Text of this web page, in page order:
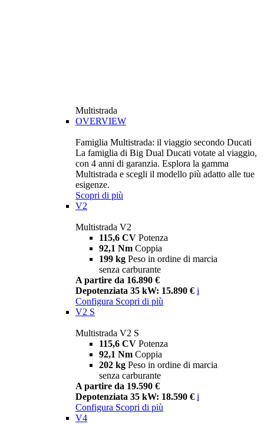
Multistrada
OVERVIEW
Famiglia Multistrada: il viaggio secondo Ducati
La famiglia di Big Dual Ducati votate al viaggio,
con 4 anni di garanzia. Esplora la gamma
Multistrada e scegli il modello più adatto alle tue
esigenze.
Scopri di più
V2
Multistrada V2
115,6 CV Potenza
92,1 Nm Coppia
199 kg Peso in ordine di marcia
senza carburante
A partire da 16.890 €
Depotenziata 35 kW: 15.890 € i
Configura Scopri di più
V2 S
Multistrada V2 S
115,6 CV Potenza
92,1 Nm Coppia
202 kg Peso in ordine di marcia
senza carburante
A partire da 19.590 €
Depotenziata 35 kW: 18.590 € i
Configura Scopri di più
V4